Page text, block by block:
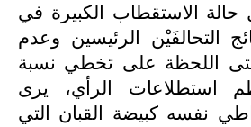
الاستقطاب الكبيرة في
التحالفَيْن الرئيسين وعدم
اللحظة على تخطي نسبة
استطلاعات الرأي، يرى
نفسه كبيضة القبان التي